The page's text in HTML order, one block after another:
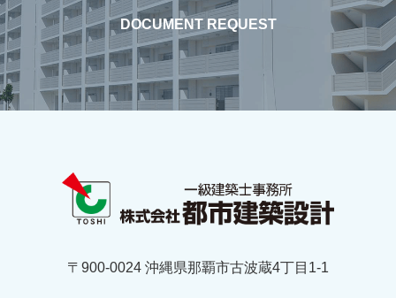
DOCUMENT REQUEST
〒900-0024 沖縄県那覇市古波蔵4丁目1-1